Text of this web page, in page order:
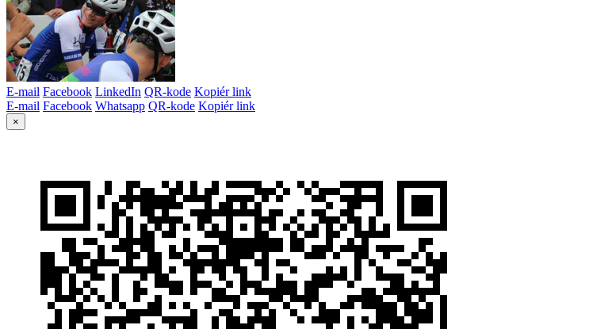
E-mail Facebook LinkedIn QR-kode Kopiér link
E-mail Facebook Whatsapp QR-kode Kopiér link
×